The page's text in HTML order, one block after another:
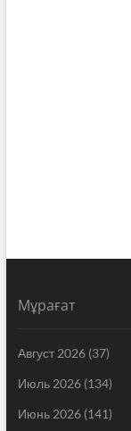
Мұрағат
Август 2026(37)
Июль 2026(134)
Июнь 2026(141)